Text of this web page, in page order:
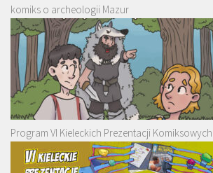
komiks o archeologii Mazur
Program VI Kieleckich Prezentacji